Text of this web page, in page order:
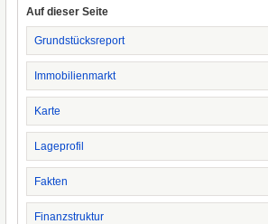
Auf dieser Seite
Grundstücksreport
Immobilienmarkt
Karte
Lageprofil
Fakten
Finanzstruktur